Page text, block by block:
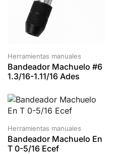
Herramientas manuales
Bandeador Machuelo #6
1.3/16-1.11/16 Ades
Herramientas manuales
Bandeador Machuelo En
T 0-5/16 Ecef